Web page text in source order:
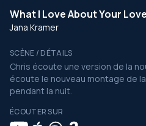
What I Love About Your Love
Jana Kramer
SCÈNE / DÉTAILS
Chris écoute une version de la
écoute le nouveau montage de
pendant la nuit.
ÉCOUTER SUR